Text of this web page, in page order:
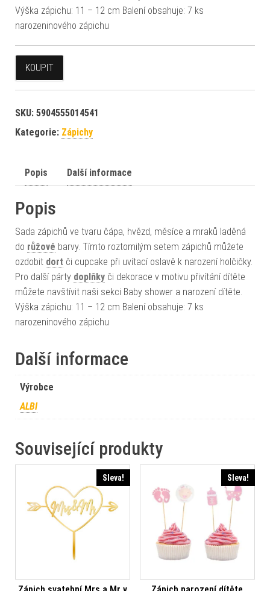
Výška zápichu: 11 – 12 cm Balení obsahuje: 7 ks
narozeninového zápichu
KOUPIT
SKU: 5904555014541
Kategorie: Zápichy
Popis Další informace
Popis
Sada zápichů ve tvaru čápa, hvězd, měsíce a mraků laděná
do růžové barvy. Tímto roztomilým setem zápichů můžete
ozdobit dort či cupcake při uvítací oslavě k narození holčičky.
Pro další párty doplňky či dekorace v motivu přivítání dítěte
můžete navštívit naši sekci Baby shower a narození dítěte.
Výška zápichu: 11 – 12 cm Balení obsahuje: 7 ks
narozeninového zápichu
Další informace
Výrobce
ALBI
Související produkty
Sleva! Sleva!